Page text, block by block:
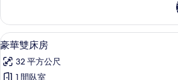
有
相
片
雙
人
房
詳
情
顯
示
豪
豪華雙床
7
豪華雙床房
32 平方公尺
1 間臥室